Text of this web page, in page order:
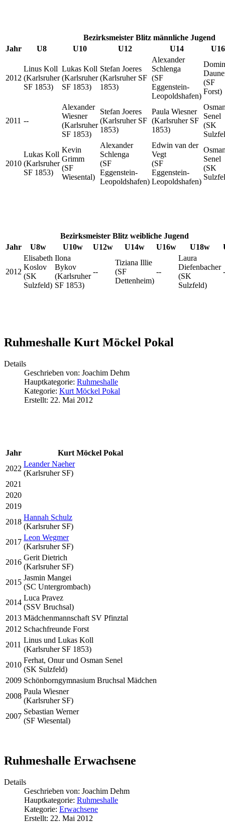
Bezirksmeister Blitz männliche Jugend
Jahr
U8 U10 U12 U14 U16
2012
Linus Koll
(Karlsruher
SF 1853)
Lukas Koll
(Karlsruher
SF 1853)
Stefan Joeres
(Karlsruher SF
1853)
Alexander
Schlenga
(SF
Eggenstein-
Leopoldshafen)
(SF
Forst)
2011 --
Alexander
Wiesner
(Karlsruher
SF 1853)
Stefan Joeres
(Karlsruher SF
1853)
Paula Wiesner
(Karlsruher SF
1853)
Senel
(SK
2010
Lukas Koll
(Karlsruher
SF 1853)
Kevin
Grimm
(SF
Wiesental)
Alexander
Schlenga
(SF
Eggenstein-
Leopoldshafen)
Edwin van der
Vegt
(SF
Eggenstein-
Leopoldshafen)
Senel
(SK
Bezirksmeister Blitz weibliche Jugend
Jahr
U8w U10w U12w U14w U16w U18w
2012
Elisabeth
Koslov
(SK
Sulzfeld)
Ilona
Bykov
(Karlsruher
SF 1853)
--
Tiziana Illie
(SF
Dettenheim)
--
Laura
Diefenbacher
(SK
Sulzfeld)
Ruhmeshalle Kurt Möckel Pokal
Details
Geschrieben von: Joachim Dehm
Hauptkategorie: Ruhmeshalle
Kategorie: Kurt Möckel Pokal
Erstellt: 22. Mai 2012
Jahr
Kurt Möckel Pokal
2022
Leander Naeher
(Karlsruher SF)
2021
2020
2019
2018
Hannah Schulz
(Karlsruher SF)
2017
Leon Wegmer
(Karlsruher SF)
2016
Gerit Dietrich
(Karlsruher SF)
2015
Jasmin Mangei
(SC Untergrombach)
2014
Luca Pravez
(SSV Bruchsal)
2013 Mädchenmannschaft SV Pfinztal
2012 Schachfreunde Forst
2011
Linus und Lukas Koll
(Karlsruher SF 1853)
2010
Ferhat, Onur und Osman Senel
(SK Sulzfeld)
2009 Schönborngymnasium Bruchsal Mädchen
2008
Paula Wiesner
(Karlsruher SF)
2007
Sebastian Werner
(SF Wiesental)
Ruhmeshalle Erwachsene
Details
Geschrieben von: Joachim Dehm
Hauptkategorie: Ruhmeshalle
Kategorie: Erwachsene
Erstellt: 22. Mai 2012